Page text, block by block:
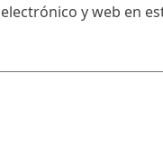
y web en